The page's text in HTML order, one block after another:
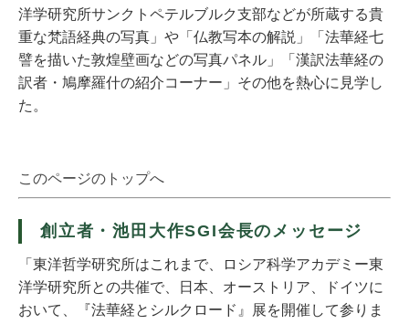
洋学研究所サンクトペテルブルク支部などが所蔵する貴
重な梵語経典の写真」や「仏教写本の解説」「法華経七
譬を描いた敦煌壁画などの写真パネル」「漢訳法華経の
訳者・鳩摩羅什の紹介コーナー」その他を熱心に見学し
た。
このページのトップへ
創立者・池田大作SGI会長のメッセージ
「東洋哲学研究所はこれまで、ロシア科学アカデミー東
洋学研究所との共催で、日本、オーストリア、ドイツに
おいて、『法華経とシルクロード』展を開催して参りま